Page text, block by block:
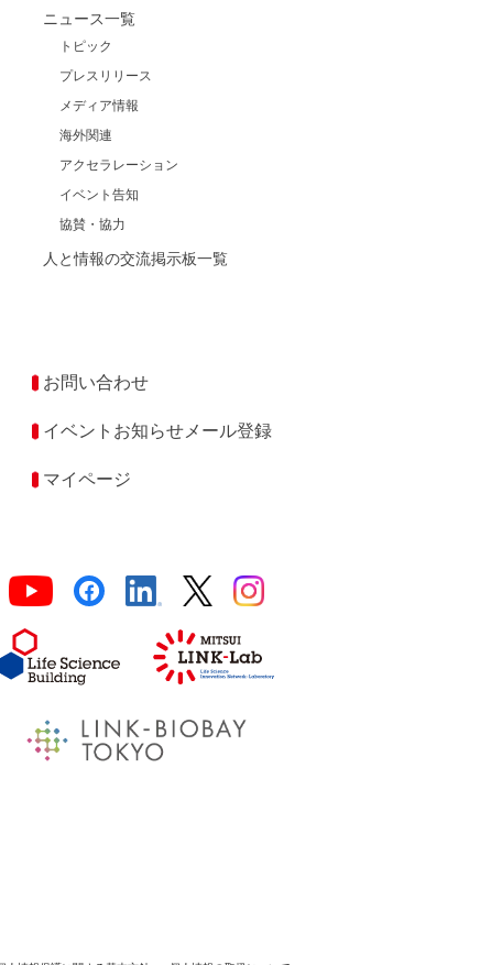
ニュース一覧
トピック
プレスリリース
メディア情報
海外関連
アクセラレーション
イベント告知
協賛・協力
人と情報の交流掲示板一覧
お問い合わせ
イベントお知らせメール登録
マイページ